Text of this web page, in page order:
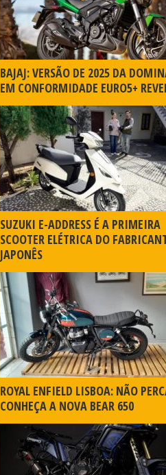
BAJAJ: VERSÃO DE 2025 DA
EM CONFORMIDADE EURO5+
SUZUKI E-ADDRESS É A PRIMEIRA
SCOOTER ELÉTRICA DO
JAPONÊS
ROYAL ENFIELD LISBOA: NÃO
CONHEÇA A NOVA BEAR 650